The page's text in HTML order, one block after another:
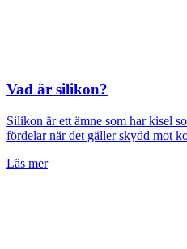
Vad är silikon?
Silikon är ett ämne som har kisel
fördelar när det gäller skydd mot
Läs mer